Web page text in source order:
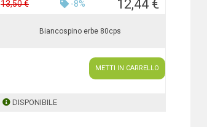
13,50 € -8% 12,44 €
Biancospino erbe 80cps
METTI IN CARRELLO
DISPONIBILE